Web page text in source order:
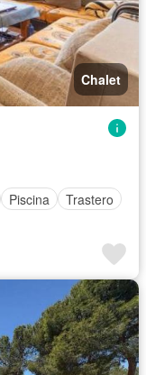
Chalet
Piscina
Trastero